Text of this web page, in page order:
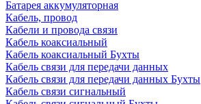
Батарея аккумуляторная
Кабель, провод
Кабели и провода связи
Кабель коаксиальный
Кабель коаксиальный Бухты
Кабель связи для передачи данных
Кабель связи для передачи данных Бухты
Кабель связи сигнальный